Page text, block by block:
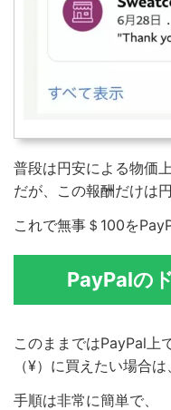
普段は円安による物価
だが、この報酬だけは
これで無事＄100を
PayPalの
このままではPayPal上
（¥）に買えたい場合
手順は非常に簡単で、